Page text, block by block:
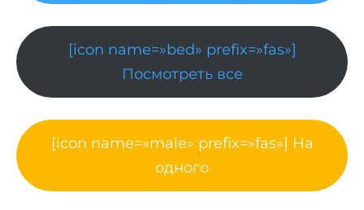
[icon name=»bed» prefix=»fas»]
Посмотреть все
[icon name=»male» prefix=»fas»] На
одного